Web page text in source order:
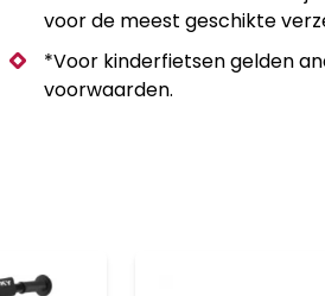
voor de meest geschikte
*Voor kinderfietsen gelden
voorwaarden.